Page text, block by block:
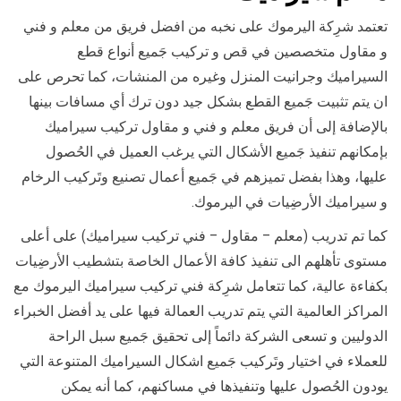
تعتمد شرِكة اليرموك على نخبه من افضل فريق من معلم و فني
و مقاول متخصصين في قص و تركيب جَميع أنواع قطع
السيراميك وجرانيت المنزل وغيره من المنشات، كما تحرص على
ان يتم تثبيت جَميع القطع بشكل جيد دون ترك أي مسافات بينها
بالإضافة إلى أن فريق معلم و فني و مقاول تركيب سيراميك
بإمكانهم تنفيذ جَميع الأشكال التي يرغب العميل في الحُصول
عليها، وهذا بفضل تميزهم في جَميع أعمال تصنيع وتَركيب الرخام
و سيراميك الأرضِيات في اليرموك.
كما تم تدريب (معلم – مقاول – فني تركيب سيراميك) على أعلى
مستوى تأهلهم الى تنفيذ كافة الأعمال الخاصة بتشطيب الأرضِيات
بكفاءة عالية، كما تتعامل شرِكة فني تركيب سيراميك اليرموك مع
المراكز العالمية التي يتم تدريب العمالة فيها على يد أفضل الخبراء
الدوليين و تسعى الشركة دائماً إلى تحقيق جَميع سبل الراحة
للعملاء في اختيار وتَركيب جَميع اشكال السيراميك المتنوعة التي
يودون الحُصول عليها وتنفيذها في مساكنهم، كما أنه يمكن